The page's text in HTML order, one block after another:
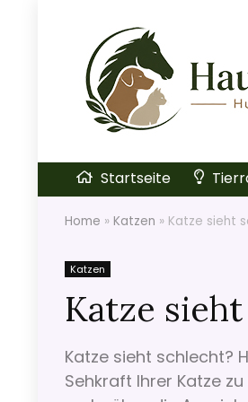
Startseite
Home » Katzen » Katze sieht
Katzen
Katze
Katze sieht schlecht?
Sehkraft Ihrer Katze